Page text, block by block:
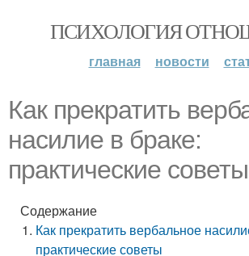
ПСИХОЛОГИЯ
главная новости
Как прекратить
насилие в браке:
практические советы
Содержание
Как прекратить вербальное
практические советы